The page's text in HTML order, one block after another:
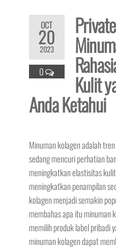
OCT
20
2023
0 Kulit
Anda Ketahui
Minuman kolagen adalah
sedang mencuri perhatian
meningkatkan elastisitas
meningkatkan penampilan
kolagen menjadi semakin
membahas apa itu minuman
memilih produk label pribadi
minuman kolagen dapat